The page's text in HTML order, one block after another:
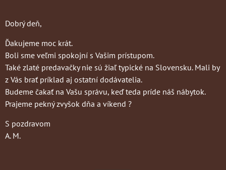
Dobrý deň,
Ďakujeme moc krát.
Boli sme veľmi spokojní s Vašim prístupom.
Také zlaté predavačky nie sú žiaľ typické na Slovensku. Mali by
z Vás brať príklad aj ostatní dodávatelia.
Budeme čakať na Vašu správu, keď teda príde náš nábytok.
Prajeme pekný zvyšok dňa a víkend ?
S pozdravom
A. M.